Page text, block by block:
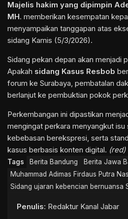
Majelis hakim yang dipimpin
MH. memberikan kesempatan
menyampaikan tanggapan atas
sidang Kamis (5/3/2026).
Sidang pekan depan akan menjadi
Apakah sidang Kasus Resbob
forum ke Surabaya, pembatalan
berlanjut ke pembuktian pokok
Perkembangan ini dipastikan
mengingat perkara menyangkut isu
kebebasan berekspresi, serta
kasus berbasis konten digital. (red)
Tags Berita Bandung
Berita Jawa
Muhammad Adimas Firdaus Putra
Sidang ujaran kebencian bernuansa
Penulis: Redaktur Kanal Jabar